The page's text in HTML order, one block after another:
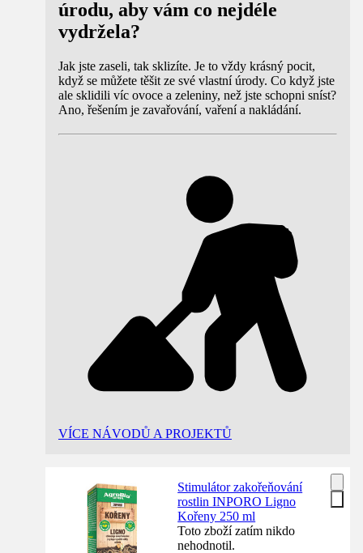
úrodu, aby vám co nejdéle
vydržela?
Jak jste zaseli, tak sklizíte. Je to vždy krásný pocit,
když se můžete těšit ze své vlastní úrody. Co když jste
ale sklidili víc ovoce a zeleniny, než jste schopni sníst?
Ano, řešením je zavařování, vaření a nakládání.
VÍCE NÁVODŮ A PROJEKTŮ
Stimulátor zakořeňování
rostlin INPORO Ligno
Kořeny 250 ml
Toto zboží zatím nikdo
nehodnotil.